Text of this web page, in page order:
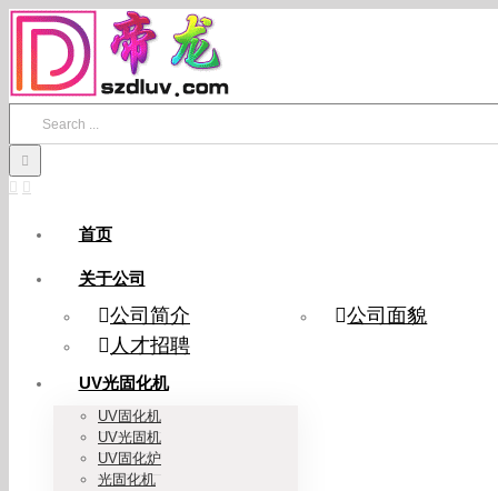
Skip
content
首页
关于公司
公司简介
公司面貌
人才招聘
UV光固化机
UV固化机
UV光固机
UV固化炉
光固化机